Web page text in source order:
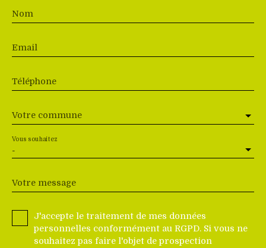
Nom
Email
Téléphone
Votre commune
-
Vous souhaitez
Votre message
J'accepte le traitement de mes données
personnelles conformément au RGPD. Si vous ne
souhaitez pas faire l'objet de prospection